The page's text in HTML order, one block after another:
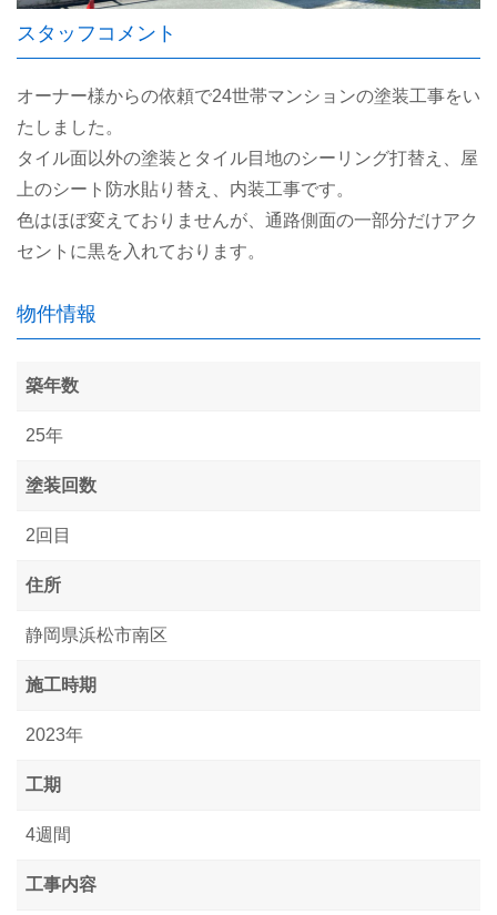
スタッフコメント
オーナー様からの依頼で24世帯マンションの塗装工事をい
たしました。
タイル面以外の塗装とタイル目地のシーリング打替え、屋
上のシート防水貼り替え、内装工事です。
色はほぼ変えておりませんが、通路側面の一部分だけアク
セントに黒を入れております。
物件情報
築年数
25年
塗装回数
2回目
住所
静岡県浜松市南区
施工時期
2023年
工期
4週間
工事内容